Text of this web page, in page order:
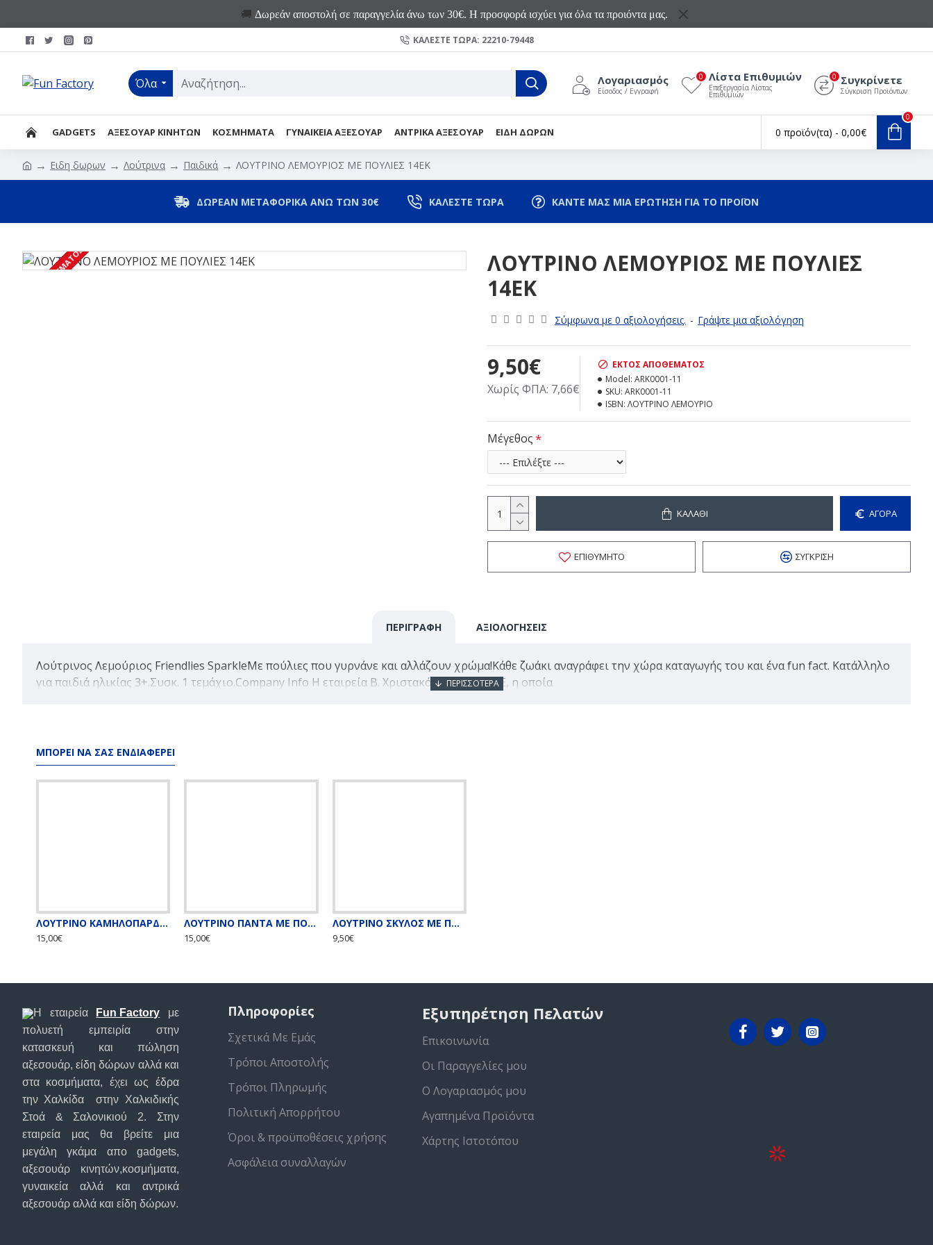
🚚 Δωρεάν αποστολή σε παραγγελία άνω των 30€. Η προσφορά ισχύει για όλα τα προιόντα μας.
ΚΑΛΈΣΤΕ ΤΏΡΑ: 22210-79448
Όλα Λογαριασμός
Είσοδος / Εγγραφή
Λίστα Επιθυμιών
Επεξεργασία Λίστας
Επιθυμιών
0 Συγκρίνετε
Σύγκριση Προϊόντων
0
GADGETS ΑΞΕΣΟΥΑΡ ΚΙΝΗΤΩΝ ΚΟΣΜΗΜΑΤΑ ΓΥΝΑΙΚΕΙΑ ΑΞΕΣΟΥΑΡ ΑΝΤΡΙΚΑ ΑΞΕΣΟΥΑΡ ΕΙΔΗ ΔΩΡΩΝ 0 προϊόν(τα) - 0,00€
0
Ειδη δωρων Λούτρινα Παιδικά ΛΟΥΤΡΙΝΟ ΛΕΜΟΥΡΙΟΣ ΜΕ ΠΟΥΛΙΕΣ 14EK
ΔΩΡΕΑΝ ΜΕΤΑΦΟΡΙΚΑ ΑΝΩ ΤΩΝ 30€ ΚΑΛΕΣΤΕ ΤΩΡΑ ΚΑΝΤΕ ΜΑΣ ΜΙΑ ΕΡΩΤΗΣΗ ΓΙΑ ΤΟ ΠΡΟΪΟΝ
ΕΚΤΌΣ ΑΠΟΘΈΜΑΤΟΣ
ΛΟΥΤΡΙΝΟ ΛΕΜΟΥΡΙΟΣ ΜΕ ΠΟΥΛΙΕΣ
14EK
Σύμφωνα με 0 αξιολογήσεις. - Γράψτε μια αξιολόγηση
9,50€
Χωρίς ΦΠΑ: 7,66€
ΕΚΤΌΣ ΑΠΟΘΈΜΑΤΟΣ
Model: ARK0001-11
SKU: ARK0001-11
ISBN: ΛΟΥΤΡΙΝΟ ΛΕΜΟΥΡΙΟ
Μέγεθος
ΚΑΛΆΘΙ ΑΓΟΡΑ
ΕΠΙΘΥΜΗΤΌ ΣΎΓΚΡΙΣΗ
ΠΕΡΙΓΡΑΦΗ ΑΞΙΟΛΟΓΗΣΕΙΣ
Λούτρινος Λεμούριος Friendlies SparkleΜε πούλιες που γυρνάνε και αλλάζουν χρώμα!Κάθε ζωάκι αναγράφει την χώρα καταγωγής του και ένα fun fact. Κατάλληλο
για παιδιά ηλικίας 3+.Συσκ. 1 τεμάχιο.Company Info Η εταιρεία Β. Χριστακόπουλος ΑΕΓΕΕ, η οποία
ΜΠΟΡΕΊ ΝΑ ΣΑΣ ΕΝΔΙΑΦΈΡΕΙ
ΛΟΥΤΡΙΝΟ ΚΑΜΗΛΟΠΑΡΔΑΛΗ ΜΕ ΠΟΥΛΙΕΣ 26εκ
15,00€
ΛΟΥΤΡΙΝΟ ΠΑΝΤΑ ΜΕ ΠΟΥΛΙΕΣ 26CM
15,00€
ΛΟΥΤΡΙΝΟ ΣΚΥΛΟΣ ΜΕ ΠΟΥΛΙΕΣ
9,50€
Η εταιρεία Fun Factory
με
πολυετή εμπειρία στην
κατασκευή και πώληση
αξεσουάρ, είδη δώρων αλλά και
στα κοσμήματα, έχει ως έδρα
την Χαλκίδα στην Χαλκιδικής
Στοά & Σαλονικιού 2. Στην
εταιρεία μας θα βρείτε μια
μεγάλη γκάμα απο gadgets,
αξεσουάρ κινητών,κοσμήματα,
γυναικεία αλλά και αντρικά
αξεσουάρ αλλά και είδη δώρων.
Πληροφορίες
Σχετικά Με Εμάς
Τρόποι Αποστολής
Τρόποι Πληρωμής
Πολιτική Απορρήτου
Όροι & προϋποθέσεις χρήσης
Ασφάλεια συναλλαγών
Εξυπηρέτηση Πελατών
Επικοινωνία
Οι Παραγγελίες μου
Ο Λογαριασμός μου
Αγαπημένα Προϊόντα
Χάρτης Ιστοτόπου